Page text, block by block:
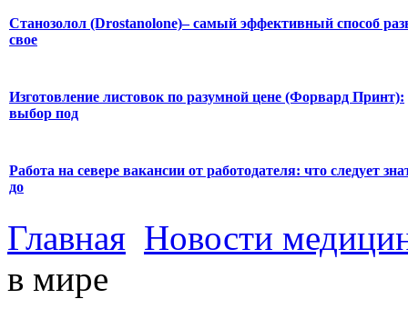
Станозолол (Drostanolone)– самый эффективный способ
свое
Изготовление листовок по разумной цене (Форвард Принт):
выбор под
Работа на севере вакансии от работодателя: что следует
до
Главная Новости
в мире